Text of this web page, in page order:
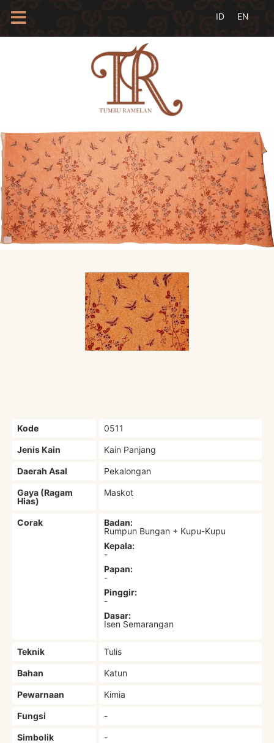
PROFIL
INSAN
BATIK
KAMUS
BATIK
KATALOG
BATIK
TANYA
Kode 0511
Jenis Kain Kain Panjang
Daerah Asal Pekalongan
Gaya (Ragam
Hias)
Maskot
Corak
Badan:
Rumpun Bungan + Kupu-Kupu
Kepala:
-
Papan:
-
Pinggir:
-
Dasar:
Isen Semarangan
Teknik Tulis
Bahan Katun
Pewarnaan Kimia
Fungsi -
Simbolik -